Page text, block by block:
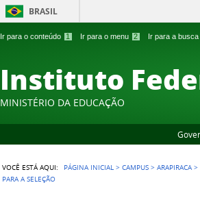
Ir para o conteúdo 1 Ir para o menu 2 Ir para a busca
BRASIL
Instituto
MINISTÉRIO DA EDUCAÇÃO
VOCÊ ESTÁ AQUI: PÁGINA INICIAL >CAMPUS >ARAPIRACA >
PARA A SELEÇÃO